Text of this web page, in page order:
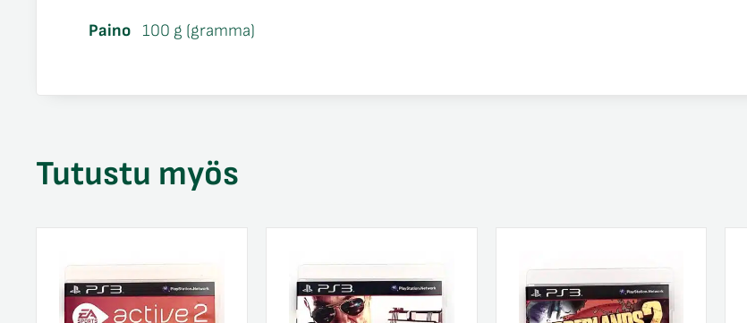
Paino 100 g (gramma)
Tutustu myös